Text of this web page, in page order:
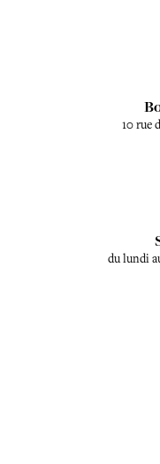
10 rue
du lundi